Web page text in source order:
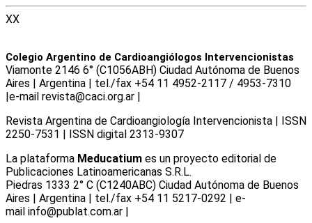
XX
Colegio Argentino de Cardioangiólogos Intervencionistas
Viamonte 2146 6° (C1056ABH) Ciudad Autónoma de Buenos
Aires | Argentina | tel./fax +54 11 4952-2117 / 4953-7310
|e-mail revista@caci.org.ar |
Revista Argentina de Cardioangiologí­a Intervencionista | ISSN
2250-7531 | ISSN digital 2313-9307
La plataforma Meducatium es un proyecto editorial de
Publicaciones Latinoamericanas S.R.L.
Piedras 1333 2° C (C1240ABC) Ciudad Autónoma de Buenos
Aires | Argentina | tel./fax +54 11 5217-0292 | e-
mail info@publat.com.ar |